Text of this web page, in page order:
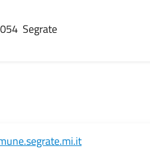
Segrate